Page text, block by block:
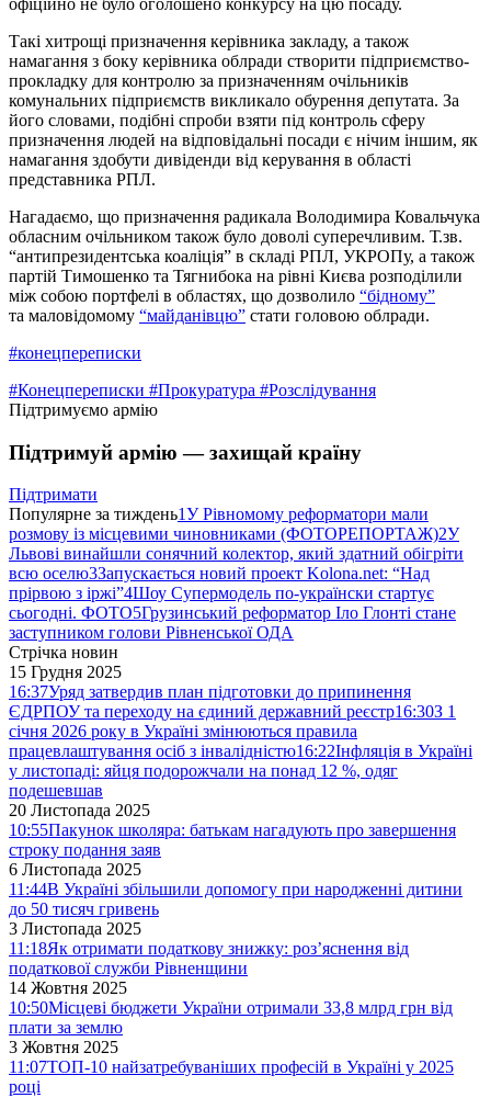
Такі хитрощі призначення керівника закладу, а також
намагання з боку керівника облради створити підприємство-
прокладку для контролю за призначенням очільників
комунальних підприємств викликало обурення депутата. За
його словами, подібні спроби взяти під контроль сферу
призначення людей на відповідальні посади є нічим іншим, як
намагання здобути дивіденди від керування в області
представника РПЛ.
Нагадаємо, що призначення радикала Володимира Ковальчука
обласним очільником також було доволі суперечливим. Т.зв.
“антипрезидентська коаліція” в складі РПЛ, УКРОПу, а також
партій Тимошенко та Тягнибока на рівні Києва розподілили
між собою портфелі в областях, що дозволило “бідному”
та маловідомому “майданівцю” стати головою облради.
#конецпереписки
#Конецпереписки #Прокуратура #Розслідування
Підтримуємо армію
Підтримуй армію — захищай країну
Підтримати
Популярне за тиждень1У Рівномому реформатори мали
розмову із місцевими чиновниками (ФОТОРЕПОРТАЖ)2У
Львові винайшли сонячний колектор, який здатний обігріти
всю оселю3Запускається новий проект Kolona.net: “Над
прірвою з іржі”4Шоу Супермодель по-українски стартує
сьогодні. ФОТО5Грузинський реформатор Іло Глонті стане
заступником голови Рівненської ОДА
Стрічка новин
15 Грудня 2025
16:37Уряд затвердив план підготовки до припинення
ЄДРПОУ та переходу на єдиний державний реєстр16:30З 1
січня 2026 року в Україні змінюються правила
працевлаштування осіб з інвалідністю16:22Інфляція в Україні
у листопаді: яйця подорожчали на понад 12 %, одяг
подешевшав
20 Листопада 2025
10:55Пакунок школяра: батькам нагадують про завершення
строку подання заяв
6 Листопада 2025
11:44В Україні збільшили допомогу при народженні дитини
до 50 тисяч гривень
3 Листопада 2025
11:18Як отримати податкову знижку: роз’яснення від
податкової служби Рівненщини
14 Жовтня 2025
10:50Місцеві бюджети України отримали 33,8 млрд грн від
плати за землю
3 Жовтня 2025
11:07ТОП-10 найзатребуваніших професій в Україні у 2025
році